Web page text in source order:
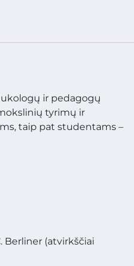
ir pedagogų
tyrimų ir
taip pat studentams –
Berliner (atvirkščiai